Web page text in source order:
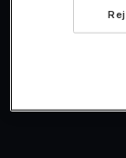
Fiskalizacja